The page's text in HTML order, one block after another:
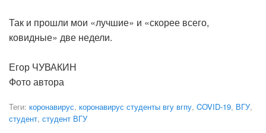
Так и прошли мои «лучшие» и «скорее всего,
ковидные» две недели.
Егор ЧУВАКИН
Фото автора
Теги: коронавирус, коронавирус студенты вгу вгпу, COVID-19, ВГУ,
студент, студент ВГУ